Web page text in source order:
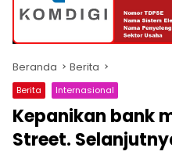
Beranda Berita
Berita Internasional
Kepanikan bank
Street.